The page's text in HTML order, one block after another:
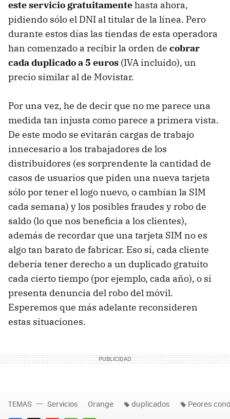
este servicio gratuitamentehasta ahora,
pidiendo sólo el DNI al titular de la línea. Pero
durante estos días las tiendas de esta operadora
han comenzado a recibir la orden de cobrar
cada duplicado a 5 euros (IVA incluido), un
precio similar al de Movistar.
Por una vez, he de decir que no me parece una
medida tan injusta como parece a primera vista.
De este modo se evitarán cargas de trabajo
innecesario a los trabajadores de los
distribuidores (es sorprendente la cantidad de
casos de usuarios que piden una nueva tarjeta
sólo por tener el logo nuevo, o cambian la SIM
cada semana) y los posibles fraudes y robo de
saldo (lo que nos beneficia a los clientes),
además de recordar que una tarjeta SIM no es
algo tan barato de fabricar. Eso sí, cada cliente
debería tener derecho a un duplicado gratuito
cada cierto tiempo (por ejemplo, cada año), o si
presenta denuncia del robo del móvil.
Esperemos que más adelante reconsideren
estas situaciones.
TEMAS Servicios Orange duplicados Peores